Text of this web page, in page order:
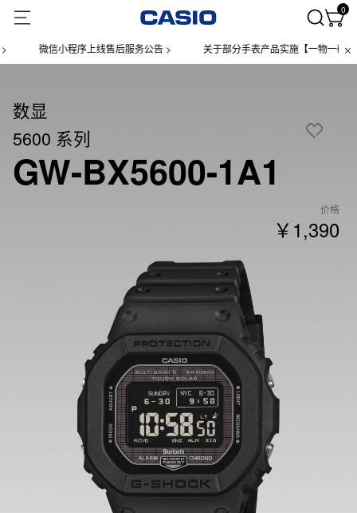
0
微信小程序上线售后服务公告 > 关于部分手表产品实施【一物一码】管
数显
5600 系列
GW-BX5600-1A1
价格
￥1,390